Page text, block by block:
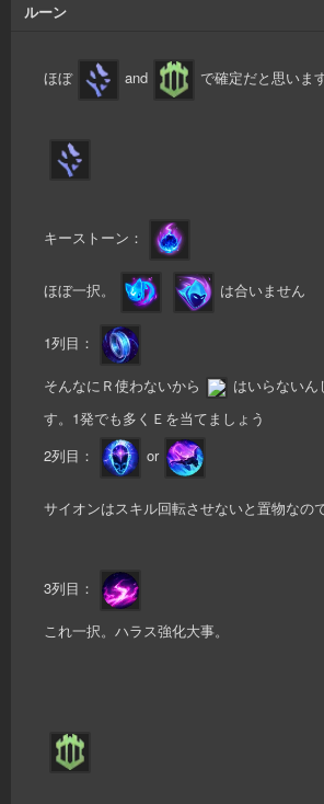
ルーン
ほぼ and で確定だと思います
キーストーン：
ほぼ一択。 は合いません
1列目：
そんなにＲ使わないから
はいらないん
す。1発でも多くＥを当てましょう
2列目：
or
サイオンはスキル回転させないと置物なの
3列目：
これ一択。ハラス強化大事。